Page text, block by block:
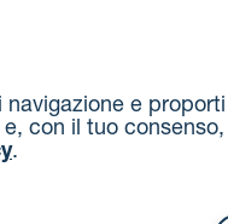
e
con il tuo
.